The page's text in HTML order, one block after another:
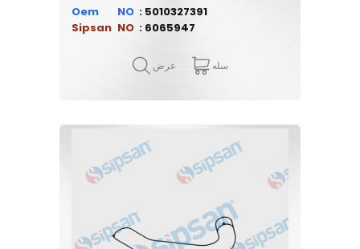
Oem
5010327391
Sipsan
6065947
عرض سله